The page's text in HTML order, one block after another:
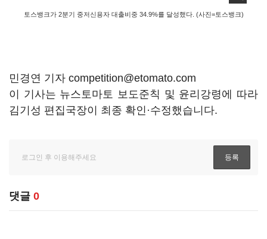
토스뱅크가 2분기 중저신용자 대출비중 34.9%를 달성했다. (사진=토스뱅크)
민경연 기자 competition@etomato.com
이 기사는 뉴스토마토 보도준칙 및 윤리강령에 따라
김기성 편집국장이 최종 확인·수정했습니다.
댓글 0